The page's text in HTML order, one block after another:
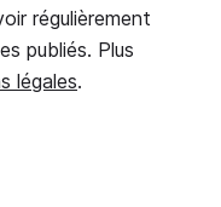
régulièrement
publiés. Plus
légales.